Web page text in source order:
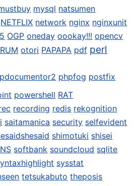
mysql natsumen
NETFLIX network nginx nginxunit
OGP oneday oookay!!! opencv
otori PAPAPA pdf perl
phpfog postfix
powershell RAT
recording redis rekognition
saitamanica security selfevident
shimotuki shisei
softbank soundcloud sqlite
sysstat
tetsukabuto theposis